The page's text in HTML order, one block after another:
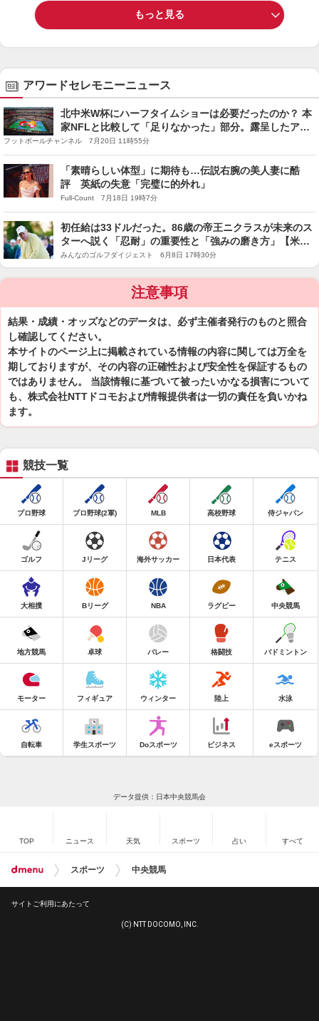
もっと見る
アワードセレモニーニュース
北中米W杯にハーフタイムショーは必要だったのか？ 本
家NFLと比較して「足りなかった」部分。露呈したアメ
リカの“独善性”
フットボールチャンネル 7月20日 11時55分
「素晴らしい体型」に期待も…伝説右腕の美人妻に酷
評 英紙の失意「完璧に的外れ」
Full-Count 7月18日 19時7分
初任給は33ドルだった。86歳の帝王ニクラスが未来のス
ターへ説く「忍耐」の重要性と「強みの磨き方」【米男
子ツアー】
みんなのゴルフダイジェスト 6月8日 17時30分
注意事項
結果・成績・オッズなどのデータは、必ず主催者発行のものと照合
し確認してください。
本サイトのページ上に掲載されている情報の内容に関しては万全を
期しておりますが、その内容の正確性および安全性を保証するもの
ではありません。 当該情報に基づいて被ったいかなる損害について
も、株式会社NTTドコモおよび情報提供者は一切の責任を負いかね
ます。
競技一覧
プロ野球 プロ野球(2軍) MLB 高校野球 侍ジャパン
ゴルフ Jリーグ 海外サッカー 日本代表 テニス
大相撲 Bリーグ NBA ラグビー 中央競馬
地方競馬 卓球 バレー 格闘技 バドミントン
モーター フィギュア ウィンター 陸上 水泳
自転車 学生スポーツ Doスポーツ ビジネス eスポーツ
データ提供：日本中央競馬会
TOP ニュース 天気 スポーツ 占い すべて
スポーツ 中央競馬
サイトご利用にあたって
(C) NTT DOCOMO, INC.